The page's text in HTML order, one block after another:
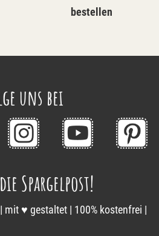
bestellen
uns bei
Spargelpost!
mit ♥ gestaltet | 100% kostenfrei |